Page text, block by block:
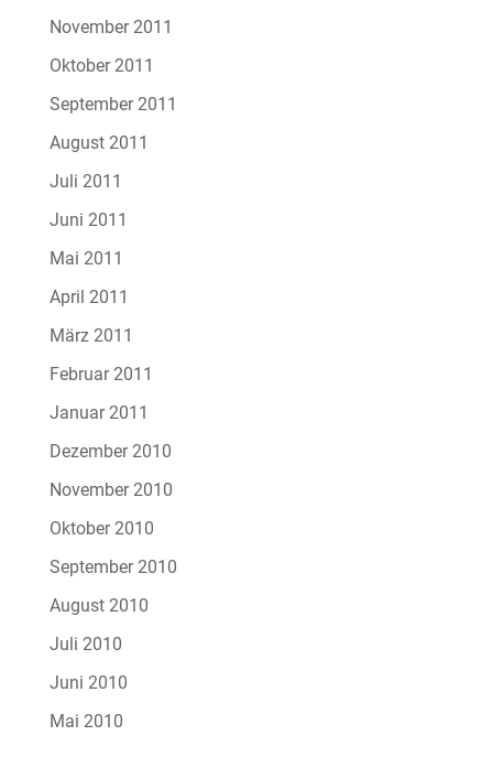
November 2011
Oktober 2011
September 2011
August 2011
Juli 2011
Juni 2011
Mai 2011
April 2011
März 2011
Februar 2011
Januar 2011
Dezember 2010
November 2010
Oktober 2010
September 2010
August 2010
Juli 2010
Juni 2010
Mai 2010